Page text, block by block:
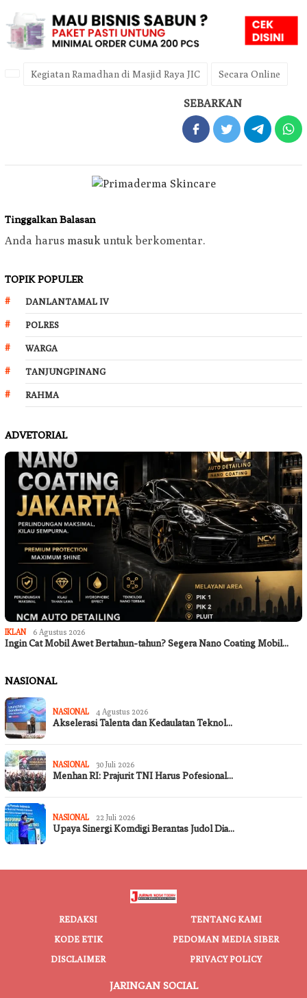
Kegiatan Ramadhan di Masjid Raya JIC Secara Online
SEBARKAN
Tinggalkan Balasan
Anda harus masuk untuk berkomentar.
TOPIK POPULER
DANLANTAMAL IV
POLRES
WARGA
TANJUNGPINANG
RAHMA
ADVETORIAL
IKLAN 6 Agustus 2026
Ingin Cat Mobil Awet Bertahun-tahun? Segera Nano Coating Mobil…
NASIONAL
NASIONAL 4 Agustus 2026
Akselerasi Talenta dan Kedaulatan Teknol…
NASIONAL 30 Juli 2026
Menhan RI: Prajurit TNI Harus Pofesional…
NASIONAL 22 Juli 2026
Upaya Sinergi Komdigi Berantas Judol Dia…
REDAKSI
TENTANG KAMI
KODE ETIK
PEDOMAN MEDIA SIBER
DISCLAIMER
PRIVACY POLICY
JARINGAN SOCIAL